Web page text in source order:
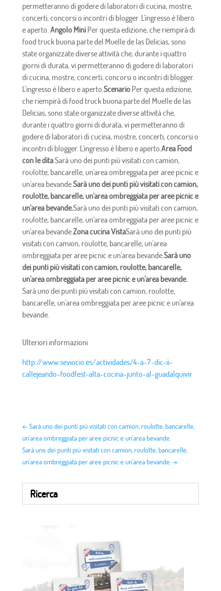
permetteranno di godere di laboratori di cucina, mostre,
concerti, concorsi o incontri di blogger. L'ingresso è libero
e aperto. Angolo MiniPer questa edizione, che riempirà di
food truck buona parte del Muelle de las Delicias, sono
state organizzate diverse attività che, durante i quattro
giorni di durata, vi permetteranno di godere di laboratori
di cucina, mostre, concerti, concorsi o incontri di blogger.
L'ingresso è libero e aperto.Scenario Per questa edizione,
che riempirà di food truck buona parte del Muelle de las
Delicias, sono state organizzate diverse attività che,
durante i quattro giorni di durata, vi permetteranno di
godere di laboratori di cucina, mostre, concerti, concorsi o
incontri di blogger. L'ingresso è libero e aperto.Area Food
con le ditaSarà uno dei punti più visitati con camion,
roulotte, bancarelle, un'area ombreggiata per aree picnic e
un'area bevande.Sarà uno dei punti più visitati con camion,
roulotte, bancarelle, un'area ombreggiata per aree picnic e
un'area bevande.Sarà uno dei punti più visitati con camion,
roulotte, bancarelle, un'area ombreggiata per aree picnic e
un'area bevande.Zona cucina VistaSarà uno dei punti più
visitati con camion, roulotte, bancarelle, un'area
ombreggiata per aree picnic e un'area bevande.Sarà uno
dei punti più visitati con camion, roulotte, bancarelle,
un'area ombreggiata per aree picnic e un'area bevande.
Sarà uno dei punti più visitati con camion, roulotte,
bancarelle, un'area ombreggiata per aree picnic e un'area
bevande.
Ulteriori informazioni
http://www.seviocio.es/actividades/4-a-7-dic-ii-
callejeando-foodfest-alta-cocina-junto-al-guadalquivir
← Sarà uno dei punti più visitati con camion, roulotte, bancarelle,
un'area ombreggiata per aree picnic e un'area bevande.
Sarà uno dei punti più visitati con camion, roulotte, bancarelle,
un'area ombreggiata per aree picnic e un'area bevande.→